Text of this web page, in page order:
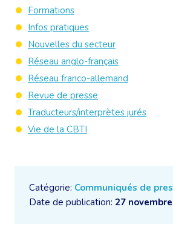
Catégorie: Communiqués de
Date de publication: 27
Formations
Infos pratiques
Nouvelles du secteur
Réseau anglo-français
Réseau franco-allemand
Revue de presse
Traducteurs/interprètes jurés
Vie de la CBTI